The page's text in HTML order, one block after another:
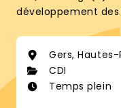
développement des
Gers, Hautes-
CDI
Temps plein